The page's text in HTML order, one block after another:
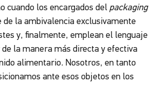
cuando los encargados del packaging
de la ambivalencia exclusivamente
y, finalmente, emplean el lenguaje
la manera más directa y efectiva
alimentario. Nosotros, en tanto
ante esos objetos en los